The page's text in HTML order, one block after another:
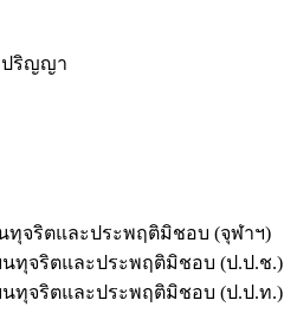
ริญญา
นทุจริตและประพฤติมิชอบ (จุฬาฯ)
นทุจริตและประพฤติมิชอบ (ป.ป.ช.)
นทุจริตและประพฤติมิชอบ (ป.ป.ท.)